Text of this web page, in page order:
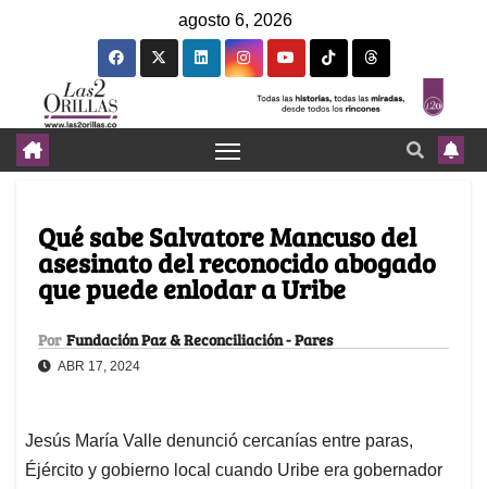
agosto 6, 2026
Qué sabe Salvatore Mancuso del
asesinato del reconocido abogado
que puede enlodar a Uribe
Por Fundación Paz & Reconciliación - Pares
ABR 17, 2024
Jesús María Valle denunció cercanías entre paras,
Éjército y gobierno local cuando Uribe era gobernador